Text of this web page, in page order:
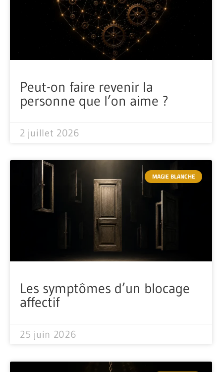
Peut-on faire revenir la
personne que l’on aime ?
2 juillet 2026
MAGIE BLANCHE
Les symptômes d’un blocage
affectif
25 juin 2026